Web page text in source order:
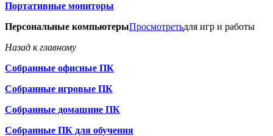
Портативные мониторы
Персональные компьютерыПросмотретьдля игр и работы
Назад к главному
Собранные офисные ПК
Собранные игровые ПК
Собранные домашние ПК
Собранные ПК для обучения